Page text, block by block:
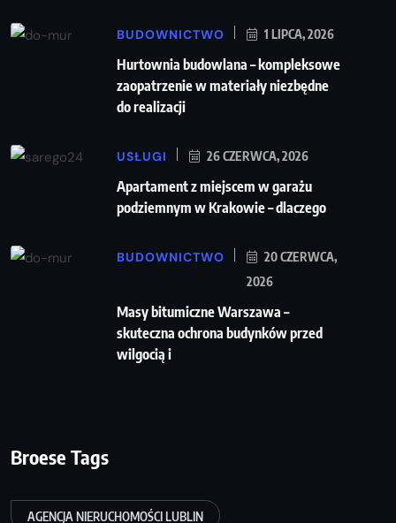
BUDOWNICTWO 1 LIPCA, 2026
Hurtownia budowlana – kompleksowe
zaopatrzenie w materiały niezbędne
do realizacji
USŁUGI 26 CZERWCA, 2026
Apartament z miejscem w garażu
podziemnym w Krakowie – dlaczego
BUDOWNICTWO
20 CZERWCA,
2026
Masy bitumiczne Warszawa –
skuteczna ochrona budynków przed
wilgocią i
Broese Tags
AGENCJA NIERUCHOMOŚCI LUBLIN